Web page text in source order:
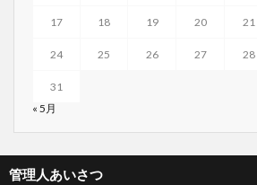
17 18 19 20 21
24 25 26 27 28
31
« 5月
管理人あいさつ